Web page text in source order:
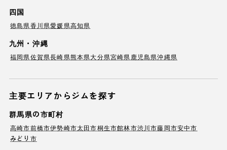
四国
徳島県香川県愛媛県高知県
九州・沖縄
福岡県佐賀県長崎県熊本県大分県宮崎県 鹿児島県沖縄県
主要エリアからジムを探す
群馬県の市町村
高崎市前橋市伊勢崎市太田市桐生市館林市渋川市藤岡市安中市
みどり市